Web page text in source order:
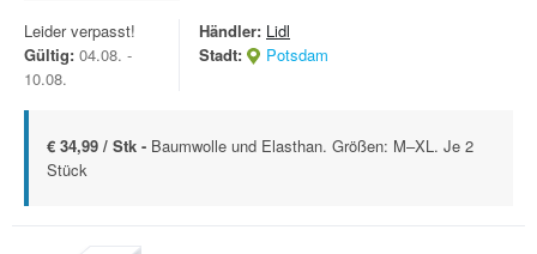
Leider verpasst!
Gültig: 04.08. -
10.08.
Händler: Lidl
Stadt:
Potsdam
€ 34,99 / Stk - Baumwolle und Elasthan. Größen: M–XL. Je 2
Stück